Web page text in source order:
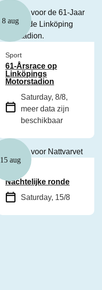
8 aug
Sport
61-Årsrace op
Linköpings
Motorstadion
Saturday, 8/8,
meer data zijn
beschikbaar
15 aug
Nachtelijke ronde
Saturday, 15/8